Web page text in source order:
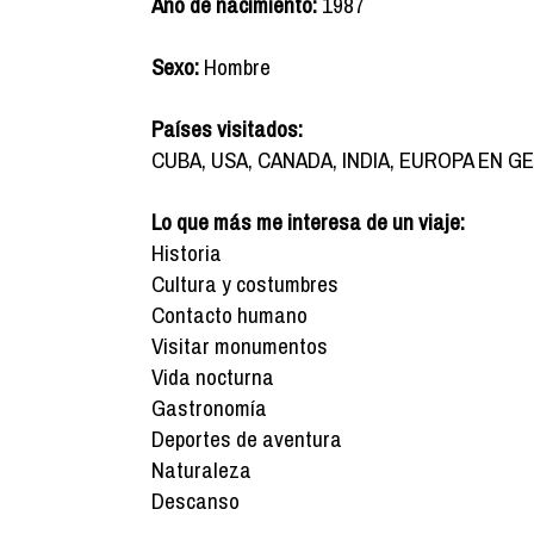
Sexo:Hombre
Países visitados:
CUBA, USA, CANADA, INDIA, EUROPA EN
Lo que más me interesa de un viaje:
Historia
Cultura y costumbres
Contacto humano
Visitar monumentos
Vida nocturna
Gastronomía
Deportes de aventura
Naturaleza
Descanso